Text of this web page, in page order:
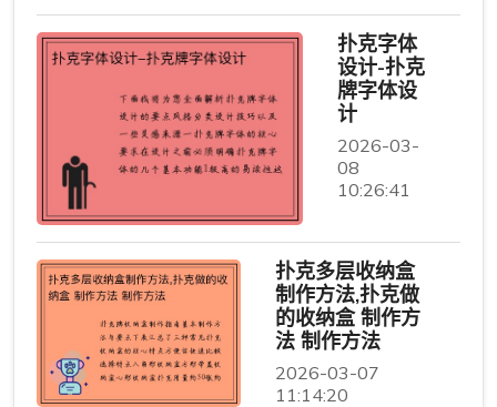
扑克字体
设计-扑克
牌字体设
计
2026-03-
08
10:26:41
扑克多层收纳盒
制作方法,扑克做
的收纳盒 制作方
法 制作方法
2026-03-07
11:14:20